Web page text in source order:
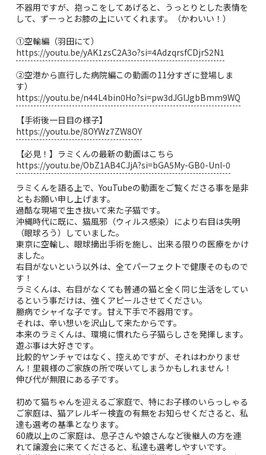
不器用ですが、抱っこをしてあげると、うっとりとした表情を
して、ずーっとお膝の上にいてくれます。（かわいい！）
①空輸編（羽田にて）
https://youtu.be/yAK1zsC2A3o?si=4AdzqrsfCDjrS2N1
②空港から直行した病院編この動画の11分すぎに登場しま
す）
https://youtu.be/n44L4bin0Ho?si=pw3dJGlJgbBmm9WQ
【手術後一日目の様子】
https://youtu.be/8OYWz7ZW8OY
【必見！】ラミくんの最新の動画はこちら
https://youtu.be/ObZ1AB4CJjA?si=bGA5My-GB0-Unl-0
ラミくんを語る上で、YouTubeの動画をご覧くださる事を是非
ともお願い申し上げます。
過酷な現場で生き抜いて来た子猫です。
沖縄時代に既に、猫風邪（ウィルス感染）により右目は失明
（眼球ろう）していました。
東京に空輸し、眼球摘出手術を施し、出来る限りの医療をかけ
ました。
右目がないという以外は、全てパーフェクトで健康そのもので
す！
ラミくんは、右目がなくても普通の猫と全く同じ生活をしてい
るという事だけは、強くアピールさせてください。
臆病でシャイな子です。甘え下手で不器用です。
それは、辛い想いを沢山して来たからです。
本来のラミくんは、環境に慣れたら子猫らしさを発揮します。
遊ぶ事は大好きです。
比較的ヤンチャではなく、控えめですが、それはわかりませ
ん！里親様のご家族の所で咲いてしまうかもしれません！
伸び代が無限にある子です。
初めて猫ちゃんを迎えるご家庭で、特にお子様のいらっしゃる
ご家庭は、猫アレルギー検査の有無をお知らせくださると、私
達も選考の基準となります。
60歳以上のご家庭は、息子さんや娘さんなど後継人の方を連
れて譲渡会に来てくださると、私達も選考しやすいです。